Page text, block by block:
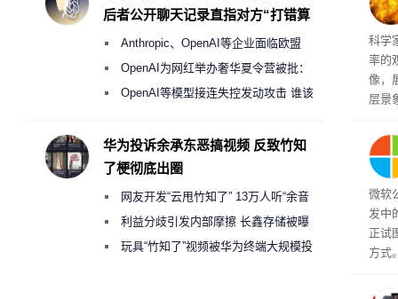
科学
率的
像，
层景
然》
微软
发中
正试
方式
a）
后者公开聊天记录直指对方“打错算
Anthropic、OpenAI等企业面临欧盟
《人工智能法案》全新执法权限审查
OpenAI为网红举办奢华夏令营被批：
2000美元一晚 遭讽“反乌托邦”
OpenAI等模型接连失控发动攻击 谁该
华为投诉余承东恶搞视频 反致竹知
了梗彻底出圈
网友开发“云甩竹知了” 13万人听“余音
绕梁”利益分歧引发内部摩擦 长鑫存储被曝
曾将华为驻场工程师驱逐出研发基地
玩具“竹知了”视频被华为终端大规模投